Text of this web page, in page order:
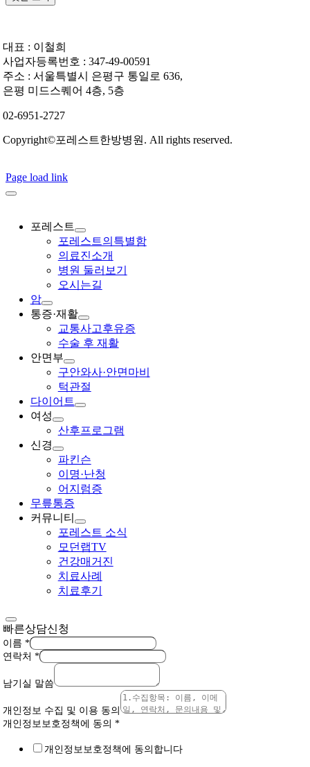
대표 : 이철희
사업자등록번호 : 347-49-00591
주소 : 서울특별시 은평구 통일로 636,
은평 미드스퀘어 4층, 5층
02-6951-2727
Copyright©포레스트한방병원. All rights reserved.
Page load link
포레스트
포레스트의특별함
의료진소개
병원 둘러보기
오시는길
암
통증·재활
교통사고후유증
수술 후 재활
안면부
구안와사·안면마비
턱관절
다이어트
여성
산후프로그램
신경
파킨슨
이명·난청
어지럼증
무릎통증
커뮤니티
포레스트 소식
모던랩TV
건강매거진
치료사례
치료후기
빠른상담신청
이름 *
연락처 *
남기실 말씀
개인정보 수집 및 이용 동의
개인정보보호정책에 동의 *
개인정보보호정책에 동의합니다